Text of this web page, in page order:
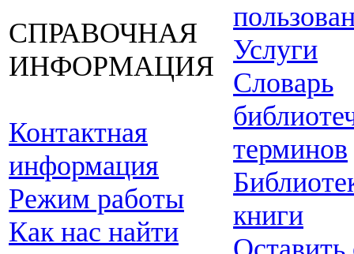
СПРАВОЧНАЯ
ИНФОРМАЦИЯ
Контактная
информация
Режим работы
Как нас найти
Услуги
Словарь
терминов
книги